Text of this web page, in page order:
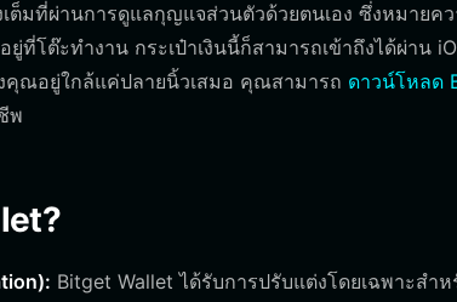
มที่ผ่านการดูแลกุญแจส่วนตัวด้วยตนเอง ซึ่งหมายคว
ที่โต๊ะทำงาน กระเป๋าเงินนี้ก็สามารถเข้าถึงได้ผ่าน
คุณอยู่ใกล้แค่ปลายนิ้วเสมอ คุณสามารถ ดาวน์โหลด
พ
Bitget Wallet ได้รับการปรับแต่งโดยเฉพาะสำห